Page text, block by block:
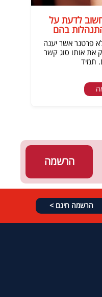
לדעת על
בהם
פרטנר אשר יענה
את אותו סוג קשר
תמיד
הרשמה
הרשמה חינם >